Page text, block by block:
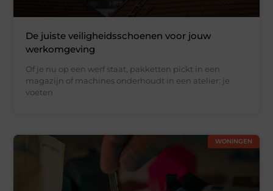
De juiste veiligheidsschoenen voor jouw
werkomgeving
Of je nu op een werf staat, pakketten pickt in een
magazijn of machines onderhoudt in een atelier: je
voeten
WONINGEN